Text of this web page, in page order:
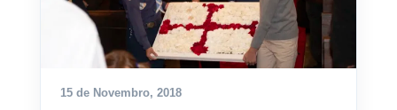
15 de Novembro, 2018